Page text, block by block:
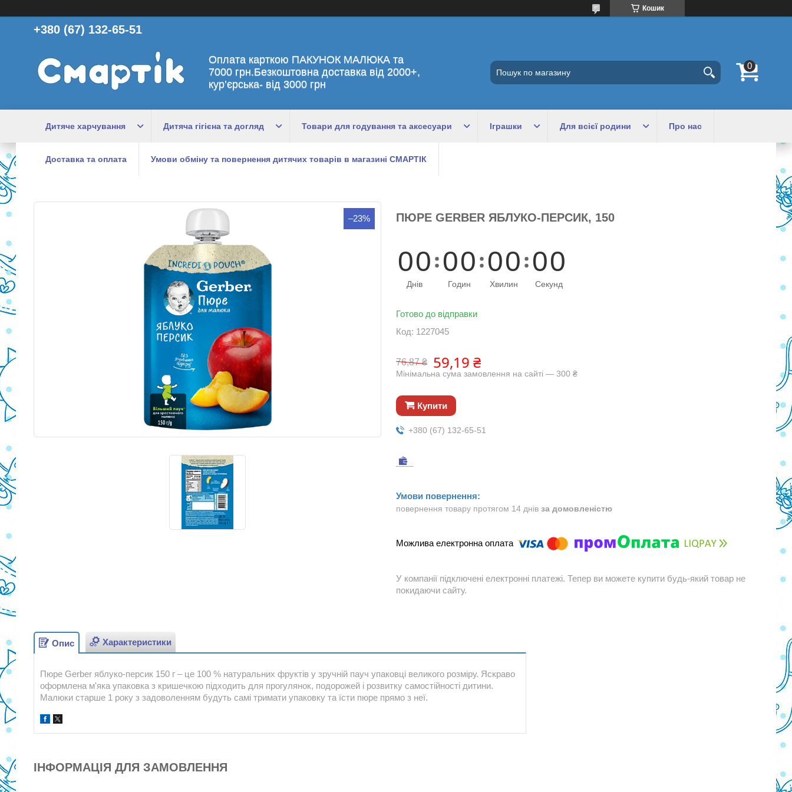
Кошик
+380 (67) 132-65-51
Оплата карткою ПАКУНОК МАЛЮКА та
7000 грн.Безкоштовна доставка від 2000+,
кур’єрська- від 3000 грн
Дитяче харчування Дитяча гігієна та догляд Товари для годування та аксесуари Іграшки Для всієї родини Про нас
Доставка та оплата Умови обміну та повернення дитячих товарів в магазині СМАРТІК
–23% ПЮРЕ GERBER ЯБЛУКО-ПЕРСИК, 150
00
Днів
00
Годин
00
Хвилин
00
Секунд
Готово до відправки
Код: 1227045
76,87 ₴ 59,19 ₴
Мінімальна сума замовлення на сайті — 300 ₴
Купити
+380 (67) 132-65-51
повернення товару протягом 14 днів за домовленістю
У компанії підключені електронні платежі. Тепер ви можете купити будь-який товар не
покидаючи сайту.
Опис Характеристики
Пюре Gerber яблуко-персик 150 г – це 100 % натуральних фруктів у зручній пауч упаковці великого розміру. Яскраво
оформлена м'яка упаковка з кришечкою підходить для прогулянок, подорожей і розвитку самостійності дитини.
Малюки старше 1 року з задоволенням будуть самі тримати упаковку та їсти пюре прямо з неї.
ІНФОРМАЦІЯ ДЛЯ ЗАМОВЛЕННЯ